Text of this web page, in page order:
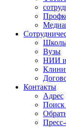
Вузы
НИИ и
Контакты
Адрес
Поиск